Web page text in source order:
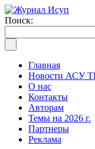
Поиск:
Главная
Новости АСУ
О нас
Контакты
Авторам
Темы на 2026 г.
Партнеры
Реклама